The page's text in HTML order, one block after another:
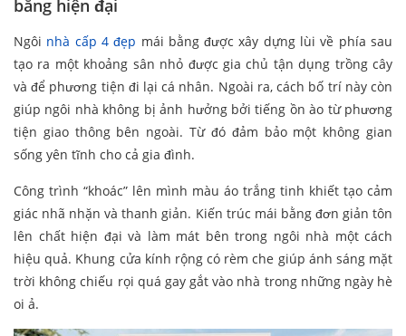
bằng hiện đại
Ngôi nhà cấp 4 đẹp mái bằng được xây dựng lùi về phía sau
tạo ra một khoảng sân nhỏ được gia chủ tận dụng trồng cây
và để phương tiện đi lại cá nhân. Ngoài ra, cách bố trí này còn
giúp ngôi nhà không bị ảnh hưởng bởi tiếng ồn ào từ phương
tiện giao thông bên ngoài. Từ đó đảm bảo một không gian
sống yên tĩnh cho cả gia đình.
Công trình “khoác” lên mình màu áo trắng tinh khiết tạo cảm
giác nhã nhặn và thanh giản. Kiến trúc mái bằng đơn giản tôn
lên chất hiện đại và làm mát bên trong ngôi nhà một cách
hiệu quả. Khung cửa kính rộng có rèm che giúp ánh sáng mặt
trời không chiếu rọi quá gay gắt vào nhà trong những ngày hè
oi ả.